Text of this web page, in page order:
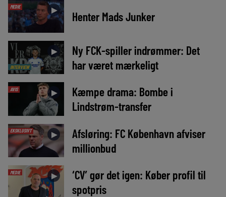
MEDIE ► Henter Mads Junker
INTERVIEW
►
Ny FCK-spiller indrømmer: Det
har været mærkeligt
AVIS ►
Kæmpe drama: Bombe i
Lindstrøm-transfer
EKSKLUSIVT ►
Afsløring: FC København afviser
millionbud
MEDIE ►
‘CV’ gør det igen: Køber profil til
spotpris